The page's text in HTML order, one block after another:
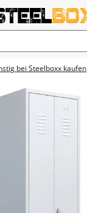
bei Steelboxx kaufen